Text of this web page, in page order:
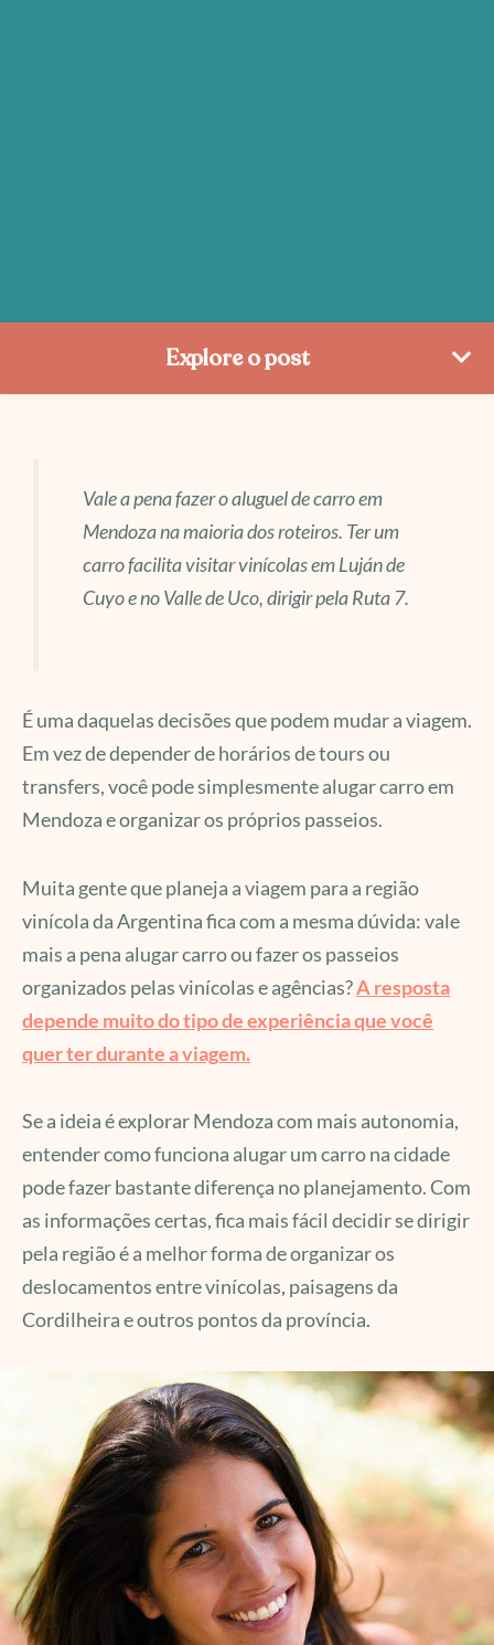
Explore o post
Vale a pena fazer o aluguel de carro em
Mendoza na maioria dos roteiros. Ter um
carro facilita visitar vinícolas em Luján de
Cuyo e no Valle de Uco, dirigir pela Ruta 7.
É uma daquelas decisões que podem mudar a viagem.
Em vez de depender de horários de tours ou
transfers, você pode simplesmente alugar carro em
Mendoza e organizar os próprios passeios.
Muita gente que planeja a viagem para a região
vinícola da Argentina fica com a mesma dúvida: vale
mais a pena alugar carro ou fazer os passeios
organizados pelas vinícolas e agências?A resposta
depende muito do tipo de experiência que você
quer ter durante a viagem.
Se a ideia é explorar Mendoza com mais autonomia,
entender como funciona alugar um carro na cidade
pode fazer bastante diferença no planejamento. Com
as informações certas, fica mais fácil decidir se dirigir
pela região é a melhor forma de organizar os
deslocamentos entre vinícolas, paisagens da
Cordilheira e outros pontos da província.